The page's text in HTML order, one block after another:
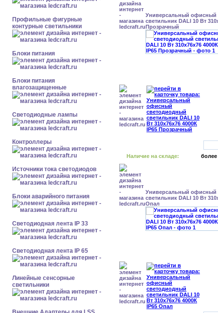
Профильные фигурные
контурные светильники
Блоки питания
Блоки питания
влагозащищенные
Светодиодные лампы
Контроллеры
Источники тока светодиодов
Блоки аварийного питания
Светодиодная лента IP 33
Светодиодная лента IP 65
Линейные сенсорные
светильники
Универсальный офисный
светильник DALI 10 Вт
Прозрачный
Наличие на складе: более
Универсальный офисный
светильник DALI 10 Вт
Опал